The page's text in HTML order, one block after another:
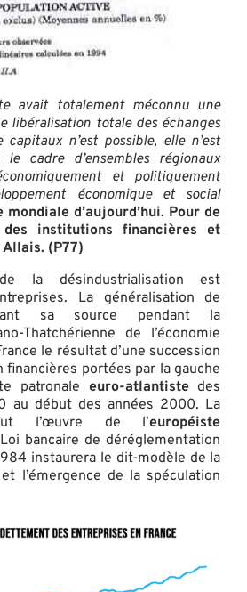
avait totalement méconnu une
libéralisation totale des échanges
n’est possible, elle n’est
cadre d’ensembles régionaux
et politiquement
économique et social
mondiale d’aujourd’hui. Pour de
institutions financières et
(P77)
la désindustrialisation est
La généralisation de
sa source pendant la
Thatchérienne de l’économie
le résultat d’une succession
portées par la gauche
patronale euro-atlantistedes
au début des années 2000. La
l’œuvre de l’européiste
bancaire de déréglementation
instaurera le dit-modèle de la
et l’émergence de la spéculation